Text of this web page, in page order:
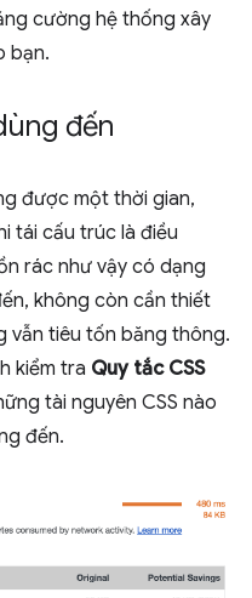
cường hệ thống xây
bạn.
đến
được một thời gian,
tái cấu trúc là điều
rác như vậy có dạng
không còn cần thiết
vẫn tiêu tốn băng thông.
kiểm tra Quy tắc CSS
tài nguyên CSS nào
đến.